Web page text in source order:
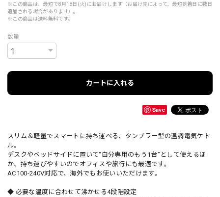
※この商品は、最短で8月18日(火)にお届けします（お届け先によって、最短到着日に数日
追加される場合があります）。
※この商品は送料無料です。
数量
カートに入れる
Save
スリム＆軽量でスマートに持ち運べる、タンブラー型の温調電気ケト
ル。
デスクやベッドサイドに置いて“自分専用のもう1台”として使えるほ
か、持ち運びやすいのでオフィスや旅行にも最適です。
AC100-240V対応で、海外でもお使いいただけます。
◆ 必要な温度に合わせて沸かせる4段階設定